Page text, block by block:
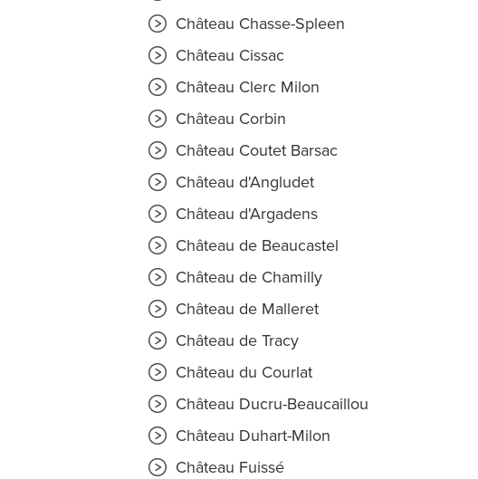
Château Chasse-Spleen
Château Cissac
Château Clerc Milon
Château Corbin
Château Coutet Barsac
Château d'Angludet
Château d'Argadens
Château de Beaucastel
Château de Chamilly
Château de Malleret
Château de Tracy
Château du Courlat
Château Ducru-Beaucaillou
Château Duhart-Milon
Château Fuissé